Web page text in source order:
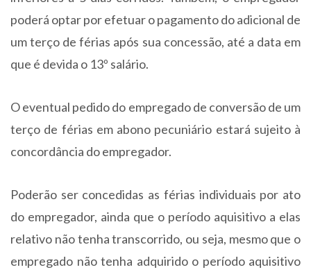
poderá optar por efetuar o pagamento do adicional de
um terço de férias após sua concessão, até a data em
que é devida o 13º salário.
O eventual pedido do empregado de conversão de um
terço de férias em abono pecuniário estará sujeito à
concordância do empregador.
Poderão ser concedidas as férias individuais por ato
do empregador, ainda que o período aquisitivo a elas
relativo não tenha transcorrido, ou seja, mesmo que o
empregado não tenha adquirido o período aquisitivo